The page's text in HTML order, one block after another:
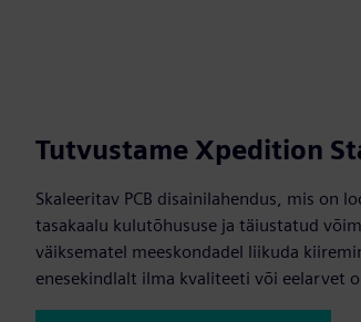
Tutvustame Xpedition
Skaleeritav PCB disainilahendus, mis on
tasakaalu kulutõhususe ja täiustatud
väiksematel meeskondadel liikuda
enesekindlalt ilma kvaliteeti või eelarvet